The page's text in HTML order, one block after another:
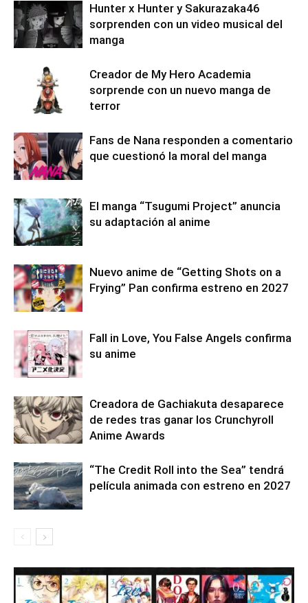
Hunter x Hunter y Sakurazaka46
sorprenden con un video musical del
manga
Creador de My Hero Academia
sorprende con un nuevo manga de
terror
Fans de Nana responden a comentario
que cuestionó la moral del manga
El manga “Tsugumi Project” anuncia
su adaptación al anime
Nuevo anime de “Getting Shots on a
Frying” Pan confirma estreno en 2027
Fall in Love, You False Angels confirma
su anime
Creadora de Gachiakuta desaparece
de redes tras ganar los Crunchyroll
Anime Awards
“The Credit Roll into the Sea” tendrá
película animada con estreno en 2027